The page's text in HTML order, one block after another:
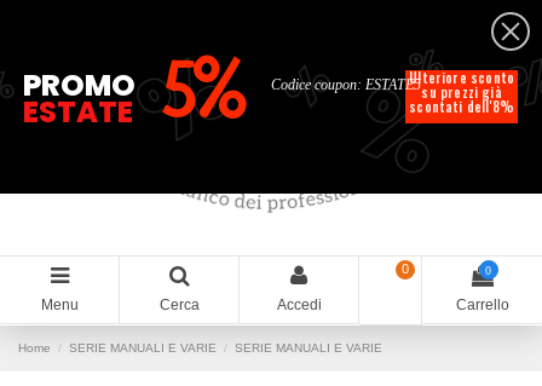
Italiano
Menu Cerca Accedi
0 0
Carrello
Home SERIE MANUALI E VARIE SERIE MANUALI E VARIE
%
% %
% Ulteriore sconto
su prezzi già
scontati dell'8%
Codice coupon: ESTATE5
PROMO
ESTATE 5%